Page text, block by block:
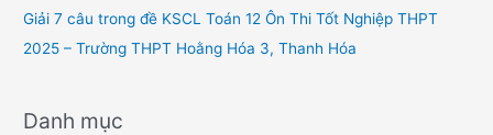
Giải 7 câu trong đề KSCL Toán 12 Ôn Thi Tốt Nghiệp THPT
2025 – Trường THPT Hoằng Hóa 3, Thanh Hóa
Danh mục